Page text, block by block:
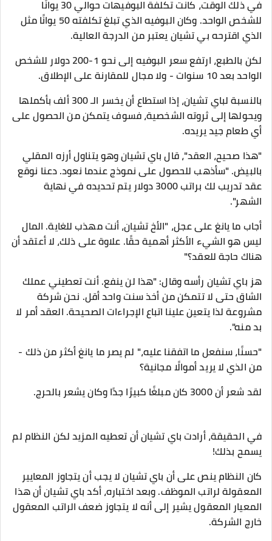
في ذلك الوقت، كانت تكلفة البوفيهات حوالي 30 يوانًا
للشخص الواحد. وكان البوفيه الذي تبلغ تكلفته 50 يوانًا مثل
الذي اقترحه بي تشيان يعتبر من الدرجة العالية.
لكن بالطبع، ارتفع سعر البوفيه إلى نحو 1-200 دولار للشخص
الواحد بعد 10 سنوات - ولا مجال للمقارنة على الإطلاق.
بالنسبة لباي تشيان، إذا استطاع أن يخسر الـ 300 ألف بأكملها
ويحولها إلى ثروته الشخصية، فسوف يتمكن من الحصول على
أي طعام جيد يريده.
"هذا صحيح، العقد"، قال باي تشيان وهو يتناول أرزه المقلي
بالبيض. "سأذهب للحصول على نموذج عندما نعود. دعنا نوقع
عقد تدريب لك براتب 3000 دولار يتم تحديده في نهاية
الشهر".
أجاب ما يانغ على عجل، "الأخ تشيان، أنت مهذب للغاية. المال
ليس هو الشيء الأكثر أهمية حقًا. علاوة على ذلك، لا أعتقد أن
هناك حاجة للعقد؟"
هز باي تشيان رأسه وقال: "هذا لن ينفع. أنت تعطيني عملك
الشاق حتى لا تتمكن من أخذ سنت واحد أقل. نحن شركة
مشروعة لذا يتعين علينا اتباع الإجراءات الصحيحة. العقد أمر لا
بد منه".
"حسنًا، سنفعل ما اتفقنا عليه،" لم يصر ما يانغ أكثر من ذلك -
من الذي لا يريد أموالًا مجانية؟
لقد شعر أن 3000 كان مبلغًا كبيرًا جدًا وكان يشعر بالحرج.
في الحقيقة، أرادت باي تشيان أن تعطيه المزيد لكن النظام لم
يسمح بذلك!
كان النظام ينص على أن باي تشيان لا يجب أن يتجاوز المعايير
المعقولة لراتب الموظف. وبعد اختباره، أكد باي تشيان أن هذا
المعيار المعقول يشير إلى أنه لا يتجاوز ضعف الراتب المعقول
خارج الشركة.